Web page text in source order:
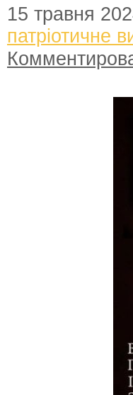
15 травня
патріотичне